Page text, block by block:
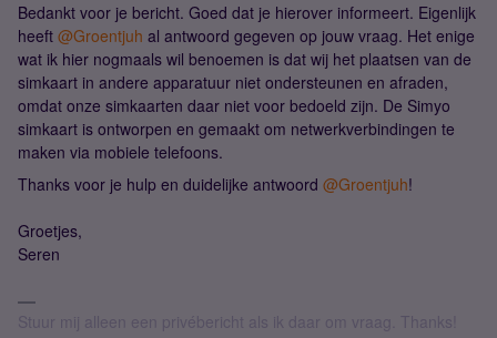
Bedankt voor je bericht. Goed dat je hierover informeert. Eigenlijk
heeft @Groentjuh al antwoord gegeven op jouw vraag. Het enige
wat ik hier nogmaals wil benoemen is dat wij het plaatsen van de
simkaart in andere apparatuur niet ondersteunen en afraden,
omdat onze simkaarten daar niet voor bedoeld zijn. De Simyo
simkaart is ontworpen en gemaakt om netwerkverbindingen te
maken via mobiele telefoons.
Thanks voor je hulp en duidelijke antwoord @Groentjuh!
Groetjes,
Seren
Stuur mij alleen een privébericht als ik daar om vraag. Thanks!